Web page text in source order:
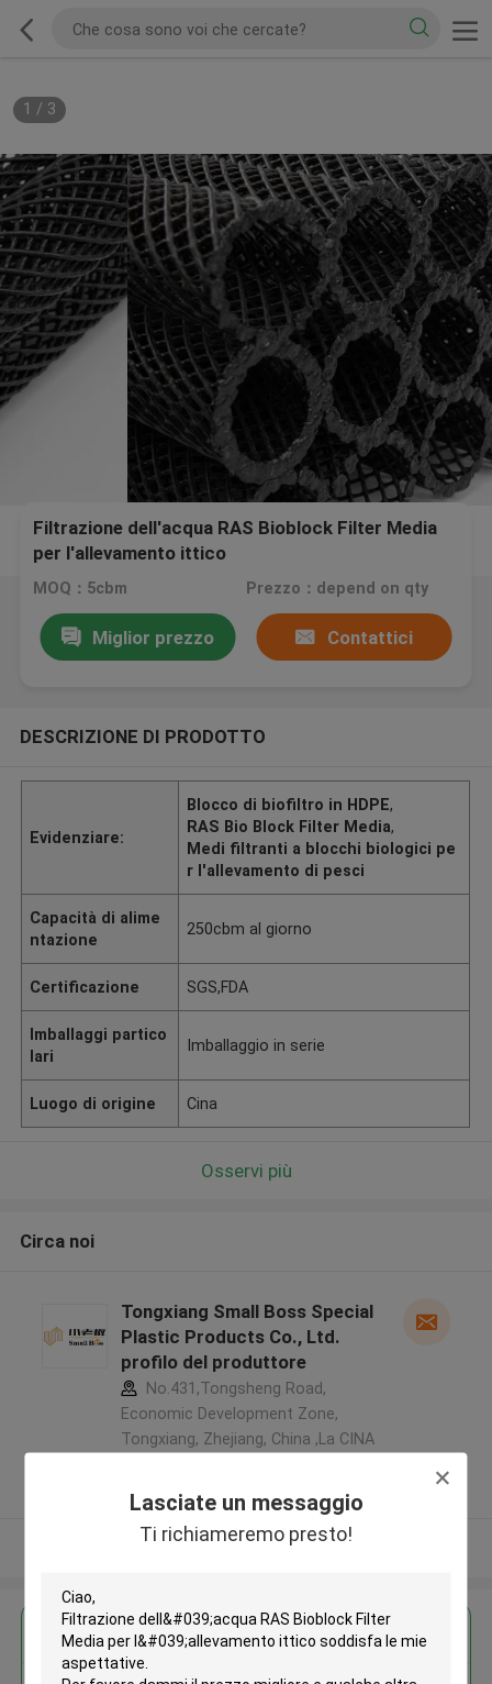
Lasciate un messaggio
Ti richiameremo presto!
1 / 3
Filtrazione dell'acqua RAS Bioblock Filter Media
per l'allevamento ittico
MOQ：5cbm Prezzo：depend on qty
Miglior prezzo Contattici
DESCRIZIONE DI PRODOTTO
Evidenziare:
Blocco di biofiltro in HDPE,
RAS Bio Block Filter Media,
Medi filtranti a blocchi biologici pe
r l'allevamento di pesci
Capacità di alime
ntazione
250cbm al giorno
Certificazione SGS,FDA
Imballaggi partico
lari
Imballaggio in serie
Luogo di origine Cina
Osservi più
Circa noi
Tongxiang Small Boss Special
Plastic Products Co., Ltd.
profilo del produttore
No.431,Tongsheng Road,
Economic Development Zone,
Tongxiang, Zhejiang, China ,La CINA
Fornitore verificato
Osservi più
Ottieni il miglior prezzo per